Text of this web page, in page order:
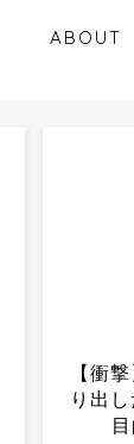
ABOUT
コロ
10月